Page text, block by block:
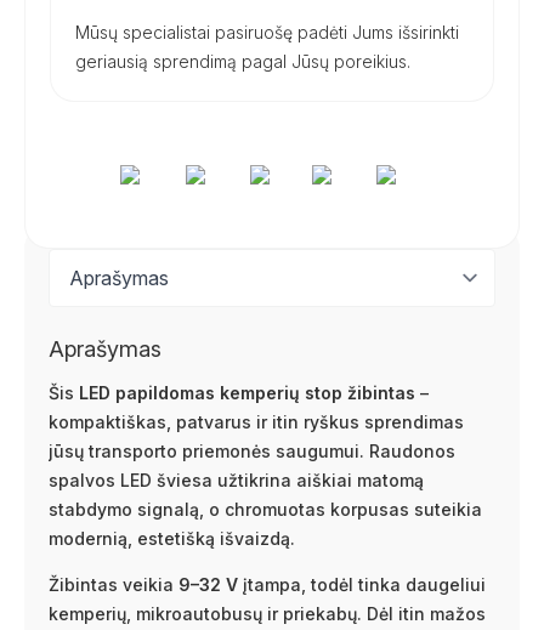
Mūsų specialistai pasiruošę padėti Jums išsirinkti
geriausią sprendimą pagal Jūsų poreikius.
Aprašymas
Šis LED papildomas kemperių stop žibintas –
kompaktiškas, patvarus ir itin ryškus sprendimas
jūsų transporto priemonės saugumui. Raudonos
spalvos LED šviesa užtikrina aiškiai matomą
stabdymo signalą, o chromuotas korpusas suteikia
modernią, estetišką išvaizdą.
Žibintas veikia 9–32 V įtampa, todėl tinka daugeliui
kemperių, mikroautobusų ir priekabų. Dėl itin mažos